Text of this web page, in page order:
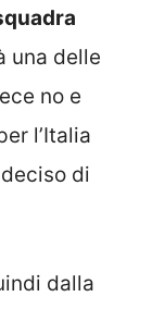
una delle
no e
l’Italia
di
dalla